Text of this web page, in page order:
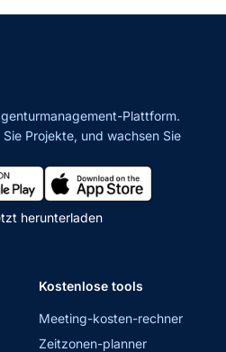
Plattform.
Projekte, und wachsen Sie
herunterladen
Kostenlose tools
Meeting-kosten-rechner
Zeitzonen-planner